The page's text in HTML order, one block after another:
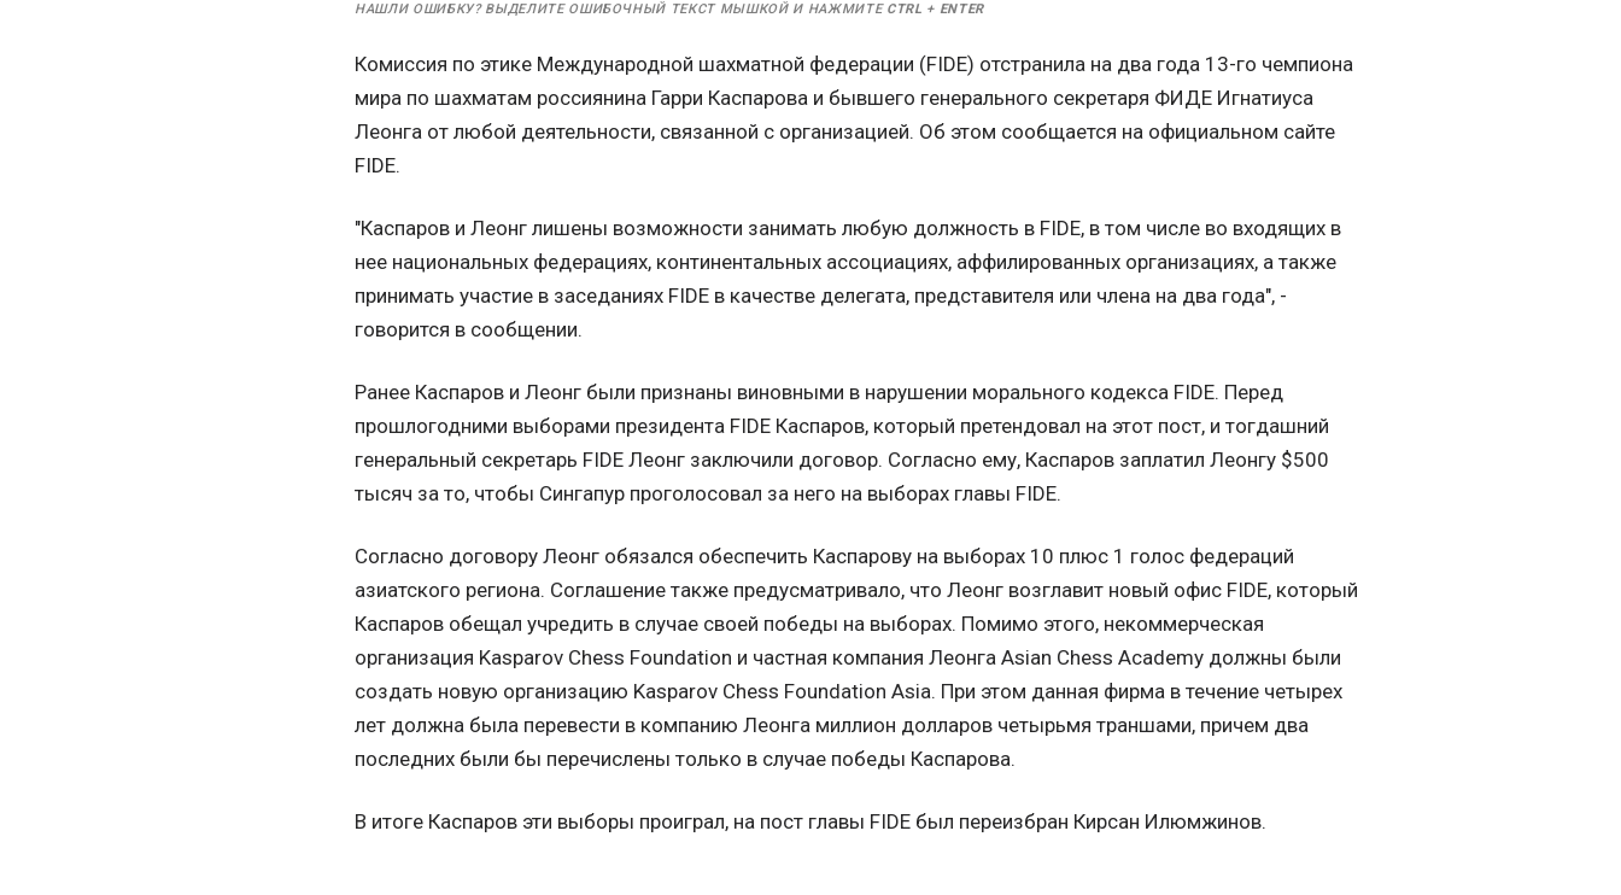
НАШЛИ ОШИБКУ? ВЫДЕЛИТЕ ОШИБОЧНЫЙ ТЕКСТ МЫШКОЙ И НАЖМИТЕ CTRL + ENTER
Комиссия по этике Международной шахматной федерации (FIDE) отстранила на два года 13-го чемпиона
мира по шахматам россиянина Гарри Каспарова и бывшего генерального секретаря ФИДЕ Игнатиуса
Леонга от любой деятельности, связанной с организацией. Об этом сообщается на официальном сайте
FIDE.
"Каспаров и Леонг лишены возможности занимать любую должность в FIDE, в том числе во входящих в
нее национальных федерациях, континентальных ассоциациях, аффилированных организациях, а также
принимать участие в заседаниях FIDE в качестве делегата, представителя или члена на два года", -
говорится в сообщении.
Ранее Каспаров и Леонг были признаны виновными в нарушении морального кодекса FIDE. Перед
прошлогодними выборами президента FIDE Каспаров, который претендовал на этот пост, и тогдашний
генеральный секретарь FIDE Леонг заключили договор. Согласно ему, Каспаров заплатил Леонгу $500
тысяч за то, чтобы Сингапур проголосовал за него на выборах главы FIDE.
Согласно договору Леонг обязался обеспечить Каспарову на выборах 10 плюс 1 голос федераций
азиатского региона. Соглашение также предусматривало, что Леонг возглавит новый офис FIDE, который
Каспаров обещал учредить в случае своей победы на выборах. Помимо этого, некоммерческая
организация Kasparov Chess Foundation и частная компания Леонга Asian Chess Academy должны были
создать новую организацию Kasparov Chess Foundation Asia. При этом данная фирма в течение четырех
лет должна была перевести в компанию Леонга миллион долларов четырьмя траншами, причем два
последних были бы перечислены только в случае победы Каспарова.
В итоге Каспаров эти выборы проиграл, на пост главы FIDE был переизбран Кирсан Илюмжинов.